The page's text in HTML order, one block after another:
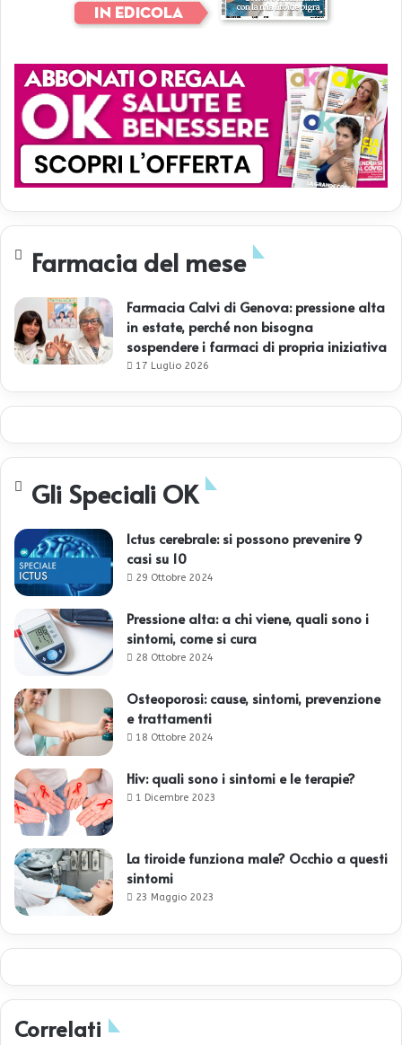
Farmacia del mese
Farmacia Calvi di Genova: pressione alta
in estate, perché non bisogna
sospendere i farmaci di propria iniziativa
17 Luglio 2026
Gli Speciali OK
Ictus cerebrale: si possono prevenire 9
casi su 10
29 Ottobre 2024
Pressione alta: a chi viene, quali sono i
sintomi, come si cura
28 Ottobre 2024
Osteoporosi: cause, sintomi, prevenzione
e trattamenti
18 Ottobre 2024
Hiv: quali sono i sintomi e le terapie?
1 Dicembre 2023
La tiroide funziona male? Occhio a questi
sintomi
23 Maggio 2023
Correlati